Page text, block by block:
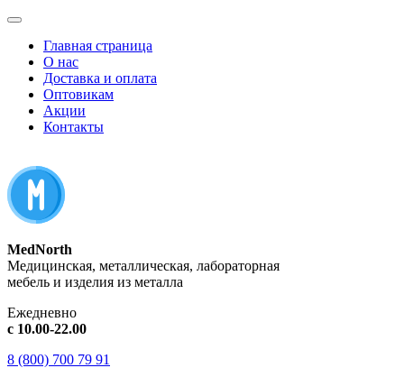
Главная страница
О нас
Доставка и оплата
Оптовикам
Акции
Контакты
MedNorth
Медицинская, металлическая, лабораторная
мебель и изделия из металла
Ежедневно
с 10.00-22.00
8 (800) 700 79 91